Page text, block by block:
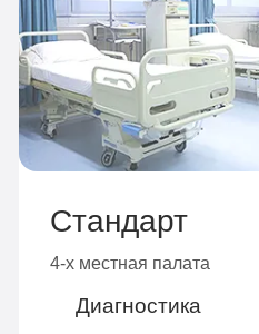
Стандарт
4-х местная палата
Диагностика